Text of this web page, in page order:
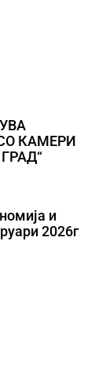
КАМЕРИ
и
2026г